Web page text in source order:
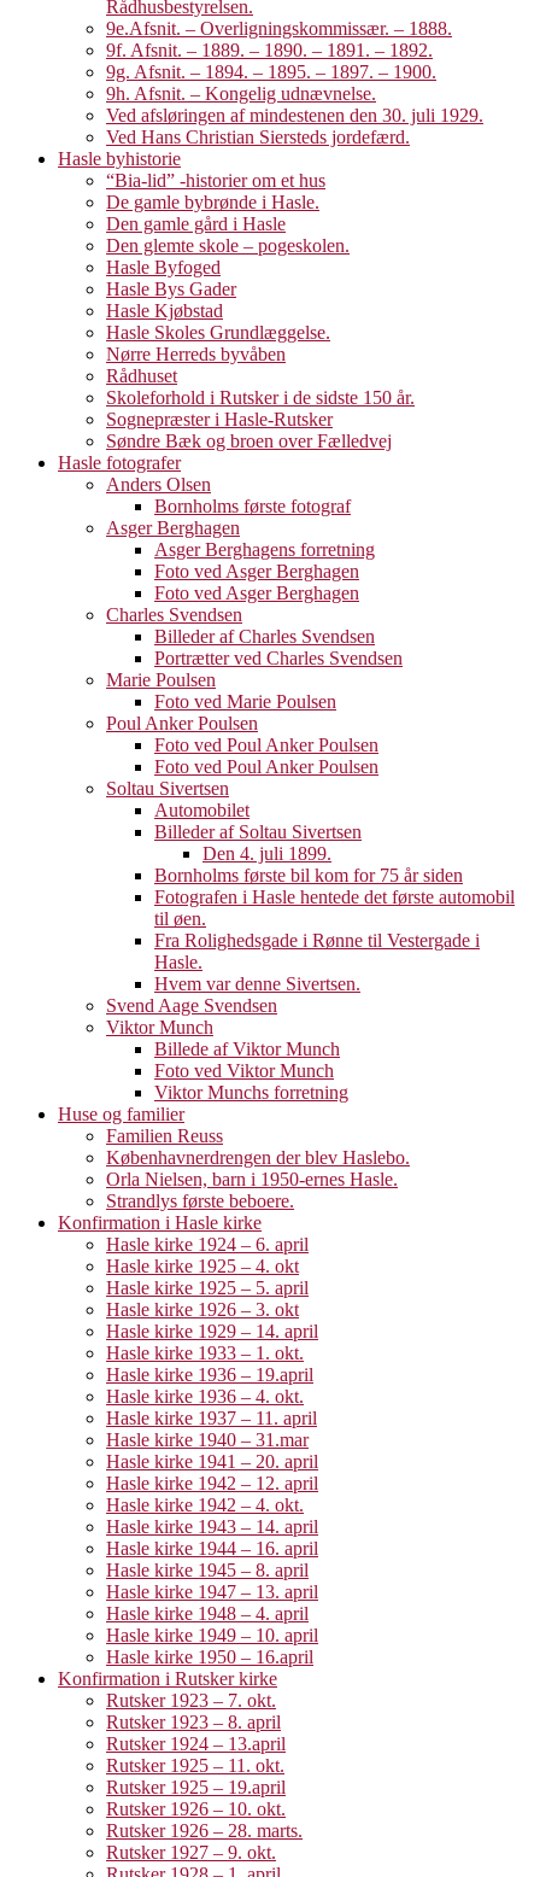
Rådhusbestyrelsen.
9e.Afsnit. – Overligningskommissær. – 1888.
9f. Afsnit. – 1889. – 1890. – 1891. – 1892.
9g. Afsnit. – 1894. – 1895. – 1897. – 1900.
9h. Afsnit. – Kongelig udnævnelse.
Ved afsløringen af mindestenen den 30. juli 1929.
Ved Hans Christian Siersteds jordefærd.
Hasle byhistorie
“Bia-lid” -historier om et hus
De gamle bybrønde i Hasle.
Den gamle gård i Hasle
Den glemte skole – pogeskolen.
Hasle Byfoged
Hasle Bys Gader
Hasle Kjøbstad
Hasle Skoles Grundlæggelse.
Nørre Herreds byvåben
Rådhuset
Skoleforhold i Rutsker i de sidste 150 år.
Sognepræster i Hasle-Rutsker
Søndre Bæk og broen over Fælledvej
Hasle fotografer
Anders Olsen
Bornholms første fotograf
Asger Berghagen
Asger Berghagens forretning
Foto ved Asger Berghagen
Foto ved Asger Berghagen
Charles Svendsen
Billeder af Charles Svendsen
Portrætter ved Charles Svendsen
Marie Poulsen
Foto ved Marie Poulsen
Poul Anker Poulsen
Foto ved Poul Anker Poulsen
Foto ved Poul Anker Poulsen
Soltau Sivertsen
Automobilet
Billeder af Soltau Sivertsen
Den 4. juli 1899.
Bornholms første bil kom for 75 år siden
Fotografen i Hasle hentede det første automobil
til øen.
Fra Rolighedsgade i Rønne til Vestergade i
Hasle.
Hvem var denne Sivertsen.
Svend Aage Svendsen
Viktor Munch
Billede af Viktor Munch
Foto ved Viktor Munch
Viktor Munchs forretning
Huse og familier
Familien Reuss
Københavnerdrengen der blev Haslebo.
Orla Nielsen, barn i 1950-ernes Hasle.
Strandlys første beboere.
Konfirmation i Hasle kirke
Hasle kirke 1924 – 6. april
Hasle kirke 1925 – 4. okt
Hasle kirke 1925 – 5. april
Hasle kirke 1926 – 3. okt
Hasle kirke 1929 – 14. april
Hasle kirke 1933 – 1. okt.
Hasle kirke 1936 – 19.april
Hasle kirke 1936 – 4. okt.
Hasle kirke 1937 – 11. april
Hasle kirke 1940 – 31.mar
Hasle kirke 1941 – 20. april
Hasle kirke 1942 – 12. april
Hasle kirke 1942 – 4. okt.
Hasle kirke 1943 – 14. april
Hasle kirke 1944 – 16. april
Hasle kirke 1945 – 8. april
Hasle kirke 1947 – 13. april
Hasle kirke 1948 – 4. april
Hasle kirke 1949 – 10. april
Hasle kirke 1950 – 16.april
Konfirmation i Rutsker kirke
Rutsker 1923 – 7. okt.
Rutsker 1923 – 8. april
Rutsker 1924 – 13.april
Rutsker 1925 – 11. okt.
Rutsker 1925 – 19.april
Rutsker 1926 – 10. okt.
Rutsker 1926 – 28. marts.
Rutsker 1927 – 9. okt.